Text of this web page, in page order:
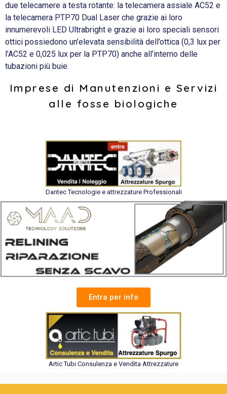
due telecamere a testa rotante: la telecamera assiale AC52 e
la telecamera PTP70 Dual Laser che grazie ai loro
innumerevoli LED Ultrabright e grazie ai loro speciali sensori
ottici possiedono un’elevata sensibilità dell’ottica (0,3 lux per
l’AC52 e 0,025 lux per la PTP70) anche all’interno delle
tubazioni più buie.
Imprese di Manutenzioni e Servizi
alle fosse biologiche
Dantec Tecnologie e attrezzature Professionali
Entra per info
Artic Tubi Consulenza e Vendita Attrezzature